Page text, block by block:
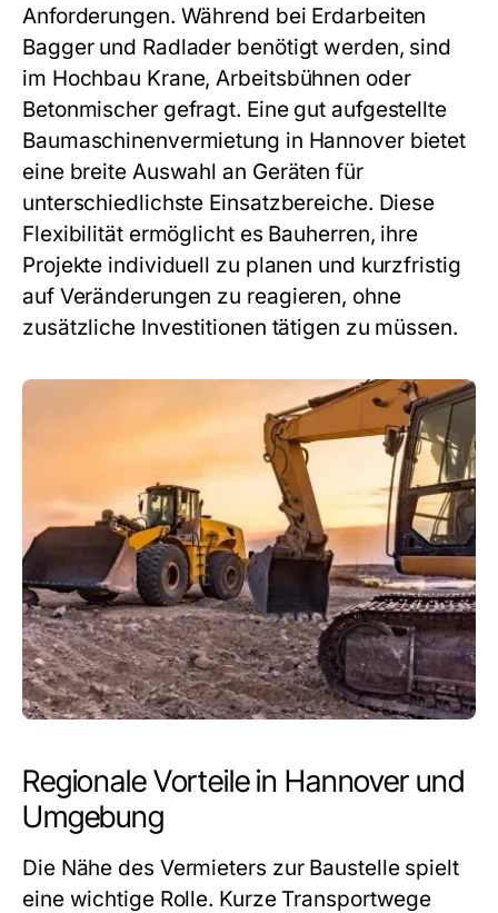
Anforderungen. Während bei Erdarbeiten
Bagger und Radlader benötigt werden, sind
im Hochbau Krane, Arbeitsbühnen oder
Betonmischer gefragt. Eine gut aufgestellte
Baumaschinenvermietung in Hannover bietet
eine breite Auswahl an Geräten für
unterschiedlichste Einsatzbereiche. Diese
Flexibilität ermöglicht es Bauherren, ihre
Projekte individuell zu planen und kurzfristig
auf Veränderungen zu reagieren, ohne
zusätzliche Investitionen tätigen zu müssen.
Regionale Vorteile in Hannover und
Umgebung
Die Nähe des Vermieters zur Baustelle spielt
eine wichtige Rolle. Kurze Transportwege